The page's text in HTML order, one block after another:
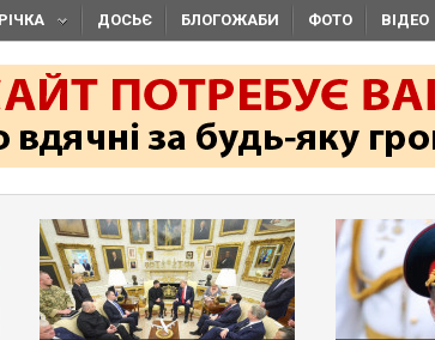
ДОСЬЄ БЛОГОЖАБИ ФОТО ВІДЕО